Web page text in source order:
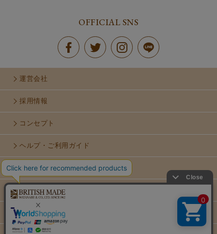
OFFICIAL SNS
運営会社
採用情報
コンセプト
ヘルプ・ご利用ガイド
お問い合せ
利用規約
個人情報保護方針